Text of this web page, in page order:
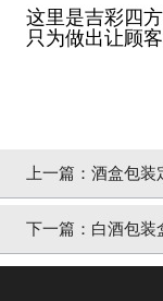
这里是吉彩四
只为做出让顾
上一篇： 酒盒包装
别[吉彩
下一篇： 白酒包装